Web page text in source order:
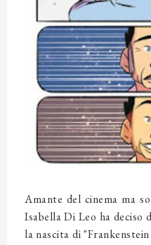
Amante del cinema ma
Isabella Di Leo ha deciso
la nascita di